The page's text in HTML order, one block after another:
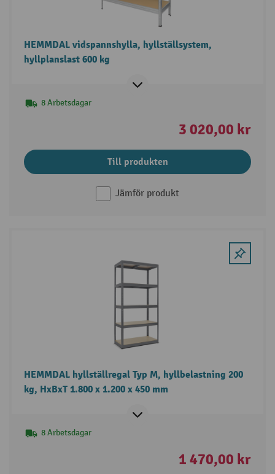
HEMMDAL vidspannshylla, hyllställsystem,
hyllplanslast 600 kg
8 Arbetsdagar
3 020,00 kr
Till produkten
Jämför produkt
HEMMDAL hyllställregal Typ M, hyllbelastning 200
kg, HxBxT 1.800 x 1.200 x 450 mm
8 Arbetsdagar
1 470,00 kr